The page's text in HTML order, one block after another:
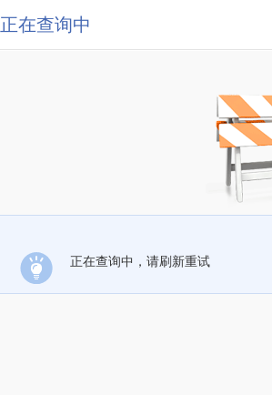
正在查询中
正在查询中，请刷新重试